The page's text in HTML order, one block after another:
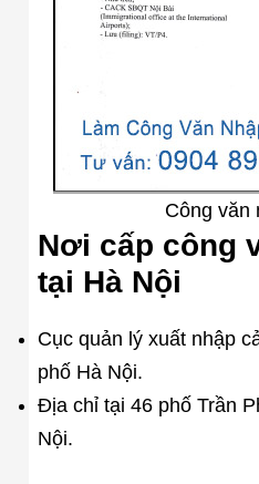
Công văn
Nơi cấp công
tại Hà Nội
Cục quản lý xuất nhập
phố Hà Nội.
Địa chỉ tại 46 phố Trần
Nội.